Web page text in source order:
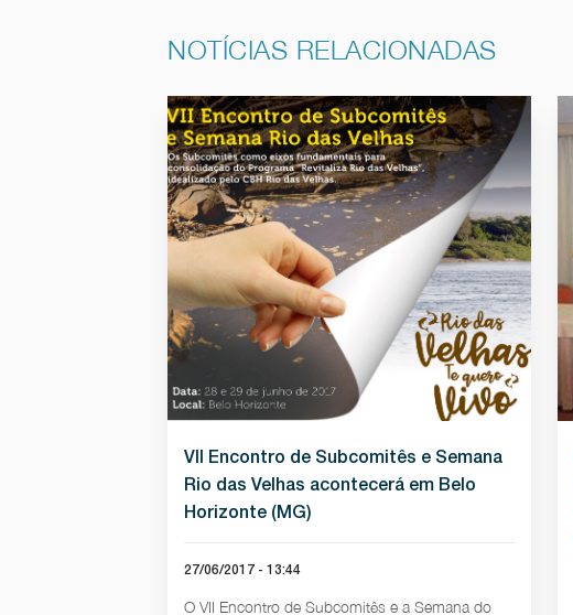
NOTÍCIAS RELACIONADAS
VII Encontro de Subcomitês e Semana
Rio das Velhas acontecerá em Belo
Horizonte (MG)
27/06/2017 - 13:44
O VII Encontro de Subcomitês e a Semana do